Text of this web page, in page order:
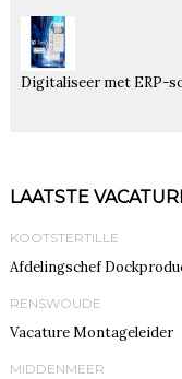
Digitaliseer met ERP-
LAATSTE
KOOTSTERTILLE
Afdelingschef
RENSWOUDE
Vacature Montageleider
MIDDENMEER